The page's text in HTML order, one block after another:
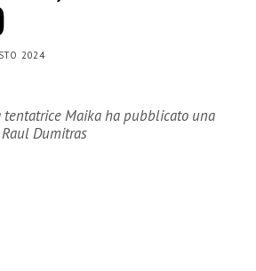
2024
Maika ha pubblicato una
Dumitras